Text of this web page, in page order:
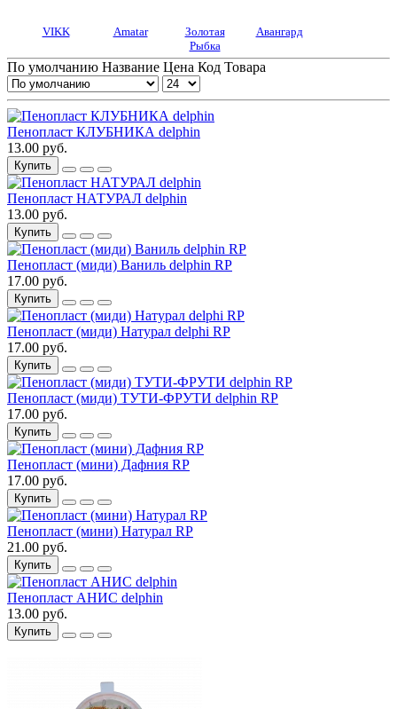
VIKK Amatar
Золотая
Рыбка
Авангард
По умолчанию Название Цена Код Товара
Пенопласт КЛУБНИКА delphin
13.00 руб.
Купить
Пенопласт НАТУРАЛ delphin
13.00 руб.
Купить
Пенопласт (миди) Ваниль delphin RP
17.00 руб.
Купить
Пенопласт (миди) Натурал delphi RP
17.00 руб.
Купить
Пенопласт (миди) ТУТИ-ФРУТИ delphin RP
17.00 руб.
Купить
Пенопласт (мини) Дафния RP
17.00 руб.
Купить
Пенопласт (мини) Натурал RP
21.00 руб.
Купить
Пенопласт АНИС delphin
13.00 руб.
Купить